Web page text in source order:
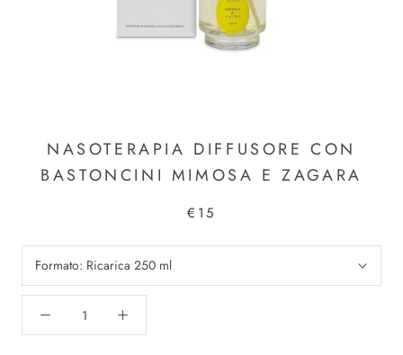
NASOTERAPIA DIFFUSORE CON
BASTONCINI MIMOSA E ZAGARA
€15
Formato: Ricarica 250 ml